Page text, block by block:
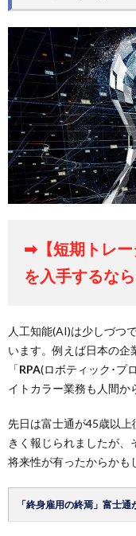
➡【短期トレー
を入手するなら
人工知能(AI)は少しづつ
います。例えば日本の企
「RPA(ロボティック･プ
イトカラー業務も人間か
先日は富士通が45歳以
きく報じられましたが
将来性が有ったからかも
「終身雇用の終焉」富士